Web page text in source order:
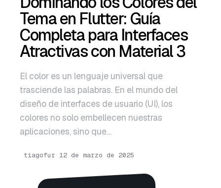
Tema en Flutter: Guía
Completa para Interfaces
Atractivas con Material 3
El color es un lenguaje universal que
trasciende las palabras. En el mundo del
diseño de interfaces de usuario (UI), los
colores no solo embellecen nuestras
aplicaciones, sino que…
tiagofur · 12 de marzo de 2025